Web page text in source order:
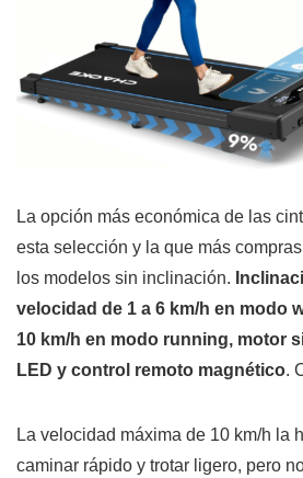
La opción más económica de las
esta selección y la que más
los modelos sin inclinación.
velocidad de 1 a 6 km/h en modo
10 km/h en modo running, motor
LED y control remoto magnético.
La velocidad máxima de 10 km/h la
caminar rápido y trotar ligero, pero